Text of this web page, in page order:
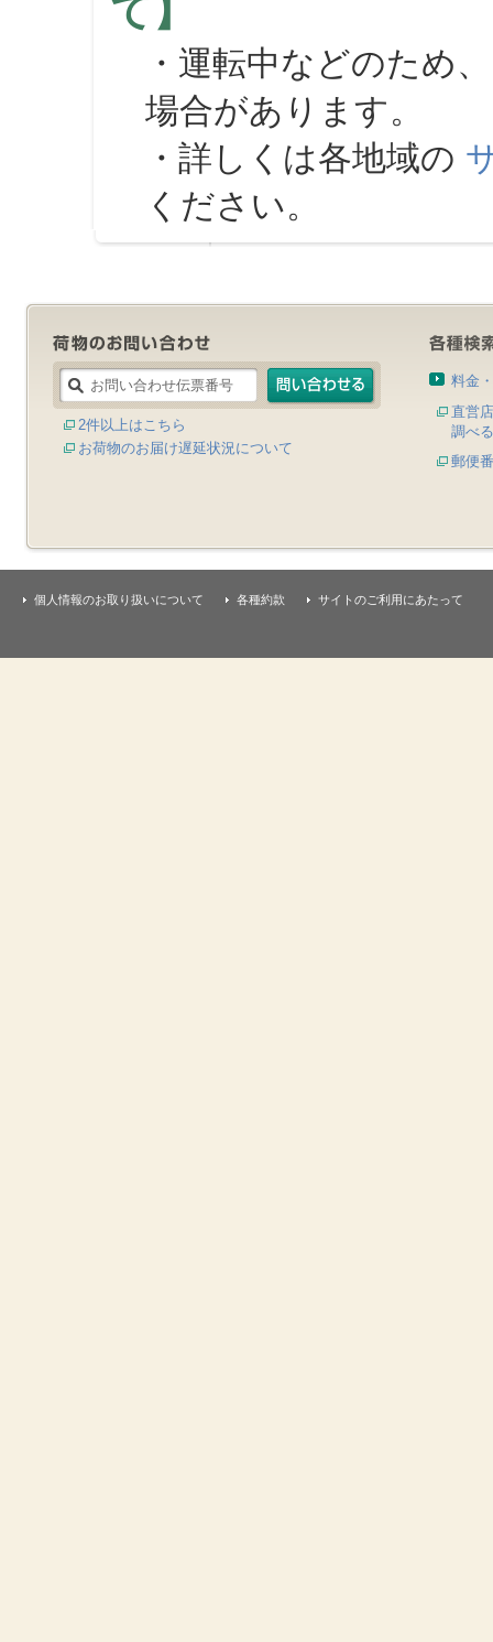
て】
・運転中などのため
場合があります。
・詳しくは各地域の
ください。
2件以上はこちら
お荷物のお届け遅延状況について
料金
直営
調べる
郵便
個人情報のお取り扱いについて 各種約款 サイトのご利用にあたって